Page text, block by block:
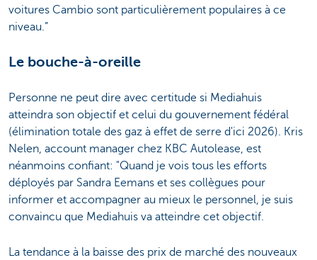
voitures Cambio sont particulièrement populaires à ce
niveau.”
Le bouche-à-oreille
Personne ne peut dire avec certitude si Mediahuis
atteindra son objectif et celui du gouvernement fédéral
(élimination totale des gaz à effet de serre d'ici 2026). Kris
Nelen, account manager chez KBC Autolease, est
néanmoins confiant: "Quand je vois tous les efforts
déployés par Sandra Eemans et ses collègues pour
informer et accompagner au mieux le personnel, je suis
convaincu que Mediahuis va atteindre cet objectif.
La tendance à la baisse des prix de marché des nouveaux